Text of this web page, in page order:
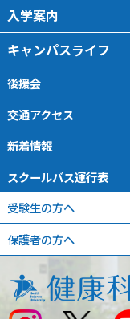
入学案内
キャンパスライフ
後援会
交通アクセス
新着情報
スクールバス運行表
受験生の方へ
保護者の方へ